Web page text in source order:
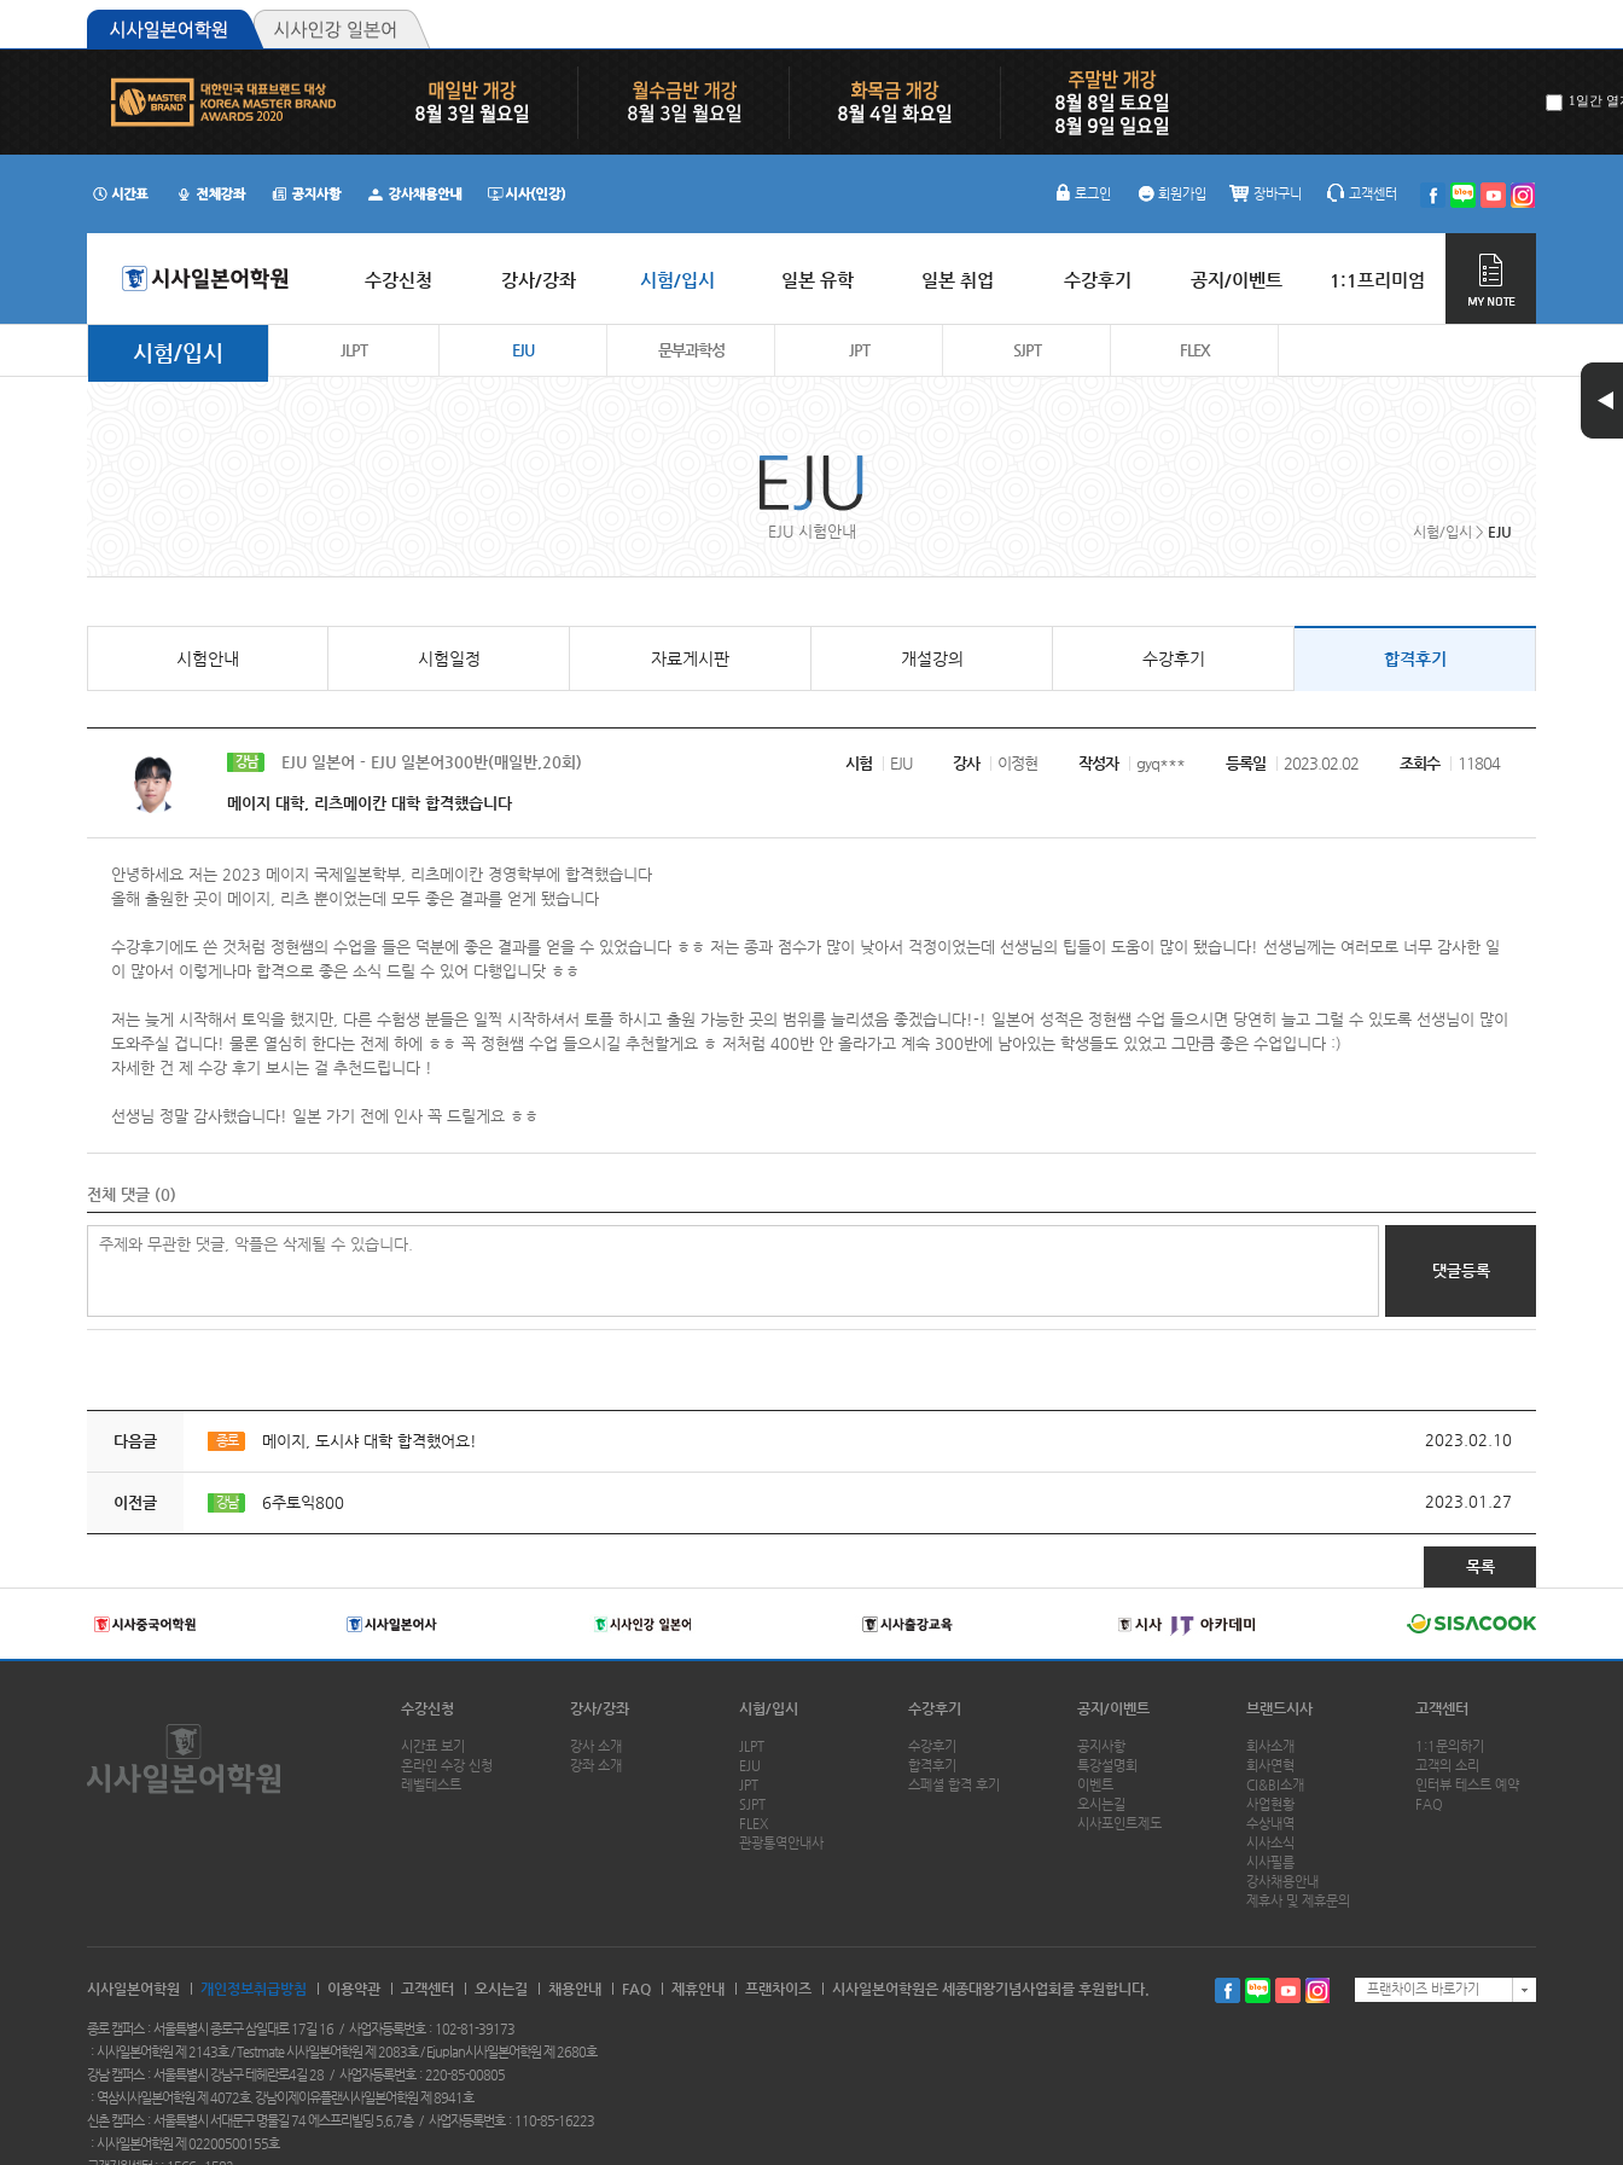
1일간 열
로그인 회원가입 장바구니 고객센터
수강신청 강사/강좌 시험/입시 일본 유학 일본 취업 수강후기 공지/이벤트 1:1프리미엄
시험/입시 JLPT EJU 문부과학성 JPT SJPT FLEX
EJU 시험안내 시험/입시 > EJU
시험안내 시험일정 자료게시판 개설강의 수강후기 합격후기
강남 EJU 일본어 - EJU 일본어300반(매일반,20회) 시험 EJU 강사 이정현 작성자 gyq*** 등록일 2023.02.02 조회수 11804
메이지 대학, 리츠메이칸 대학 합격했습니다
안녕하세요 저는 2023 메이지 국제일본학부, 리츠메이칸 경영학부에 합격했습니다
올해 출원한 곳이 메이지, 리츠 뿐이었는데 모두 좋은 결과를 얻게 됐습니다
수강후기에도 쓴 것처럼 정현쌤의 수업을 들은 덕분에 좋은 결과를 얻을 수 있었습니다 ㅎㅎ 저는 종과 점수가 많이 낮아서 걱정이었는데 선생님의 팁들이 도움이 많이 됐습니다! 선생님께는 여러모로 너무 감사한 일
이 많아서 이렇게나마 합격으로 좋은 소식 드릴 수 있어 다행입니닷 ㅎㅎ
저는 늦게 시작해서 토익을 했지만, 다른 수험생 분들은 일찍 시작하셔서 토플 하시고 출원 가능한 곳의 범위를 늘리셨음 좋겠습니다!-! 일본어 성적은 정현쌤 수업 들으시면 당연히 늘고 그럴 수 있도록 선생님이 많이
도와주실 겁니다! 물론 열심히 한다는 전제 하에 ㅎㅎ 꼭 정현쌤 수업 들으시길 추천할게요 ㅎ 저처럼 400반 안 올라가고 계속 300반에 남아있는 학생들도 있었고 그만큼 좋은 수업입니다 :)
자세한 건 제 수강 후기 보시는 걸 추천드립니다 !
선생님 정말 감사했습니다! 일본 가기 전에 인사 꼭 드릴게요 ㅎㅎ
전체 댓글 (0)
댓글등록
다음글 종로 메이지, 도시샤 대학 합격했어요! 2023.02.10
이전글 강남 6주토익800 2023.01.27
목록
수강신청
시간표 보기
온라인 수강 신청
레벨테스트
강사/강좌
강사 소개
강좌 소개
시험/입시
JLPT
EJU
JPT
SJPT
FLEX
관광통역안내사
수강후기
수강후기
합격후기
스페셜 합격 후기
공지/이벤트
공지사항
특강설명회
이벤트
오시는길
시사포인트제도
브랜드시사
회사소개
회사연혁
CI&BI소개
사업현황
수상내역
시사소식
시사필름
강사채용안내
제휴사 및 제휴문의
고객센터
1:1문의하기
고객의 소리
인터뷰 테스트 예약
FAQ
시사일본어학원 개인정보취급방침 이용약관 고객센터 오시는길 채용안내 FAQ 제휴안내 프랜차이즈 시사일본어학원은 세종대왕기념사업회를 후원합니다.
종로 캠퍼스 서울특별시 종로구 삼일대로 17길 16 사업자등록번호
102-81-39173
시사일본어학원 제 2143호 / Testmate 시사일본어학원 제 2083호 / Ejuplan시사일본어학원 제 2680호
강남 캠퍼스
서울특별시 강남구 테헤란로4길 28 사업자등록번호
220-85-00805
역삼시사일본어학원 제 4072호. 강남이제이유플랜시사일본어학원 제 8941호
신촌 캠퍼스
서울특별시 서대문구 명물길 74 에스프리빌딩 5,6,7층 사업자등록번호
110-85-16223
시사일본어학원 제 02200500155호
프랜차이즈 바로가기